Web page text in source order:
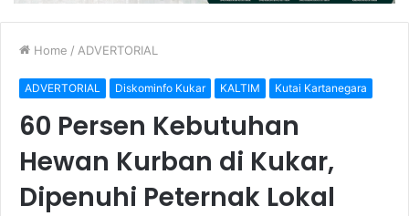
Home / ADVERTORIAL
ADVERTORIAL Diskominfo Kukar KALTIM Kutai Kartanegara
60 Persen Kebutuhan
Hewan Kurban di Kukar,
Dipenuhi Peternak Lokal